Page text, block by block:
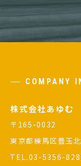
COMPANY
株式会社あゆむ
〒165-0032
東京都練馬区豊玉
TEL.03-5356-